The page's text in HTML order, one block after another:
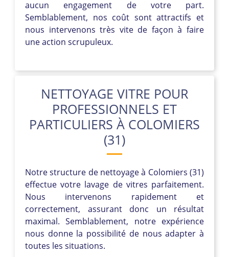
aucun engagement de votre part.
Semblablement, nos coût sont attractifs et
nous intervenons très vite de façon à faire
une action scrupuleux.
NETTOYAGE VITRE POUR
PROFESSIONNELS ET
PARTICULIERS À COLOMIERS
(31)
Notre structure de nettoyage à Colomiers (31)
effectue votre lavage de vitres parfaitement.
Nous intervenons rapidement et
correctement, assurant donc un résultat
maximal. Semblablement, notre expérience
nous donne la possibilité de nous adapter à
toutes les situations.